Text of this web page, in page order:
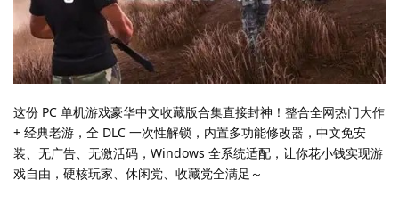
这份 PC 单机游戏豪华中文收藏版合集直接封神！整合全网热门大作
+ 经典老游，全 DLC 一次性解锁，内置多功能修改器，中文免安
装、无广告、无激活码，Windows 全系统适配，让你花小钱实现游
戏自由，硬核玩家、休闲党、收藏党全满足～